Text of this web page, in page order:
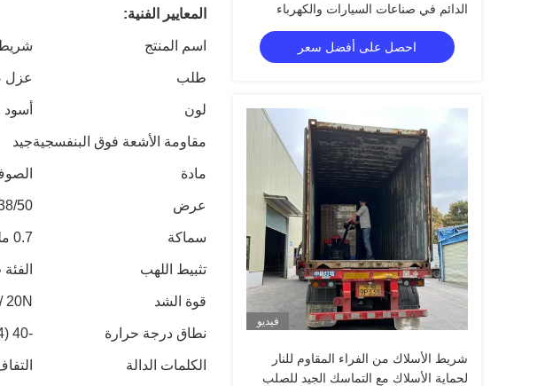
الدائم في صناعات السيارات والكهرباء
احصل على أفضل سعر
فيديو
شريط الأسلاك من الفراء المقاوم للنار
لحماية الأسلاك مع التماسك الجيد للصلب
المعايير الفنية:
اسم المنتج
طلب عزل
لون أسود
مقاومة الأشعة فوق البنفسجيةجيد
مادة
عرض 9/19/
سماكة 0.7 ملم
تثبيط اللهب
قوة الشد 20N / سم
نطاق درجة حرارة -40 (4 ساعات) ～ 105 ℃ (3000 ساعة) ، 125 درجة (240 ساعة)
الكلمات الدالة